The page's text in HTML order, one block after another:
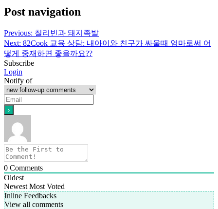
Post navigation
Previous: 칠리빈과 돼지족발
Next: 82Cook 교육 상담: 내아이와 친구가 싸울때 엄마로써 어
떻게 중재하면 좋을까요??
Subscribe
Login
Notify of
0 Comments
Oldest
Newest Most Voted
Inline Feedbacks
View all comments